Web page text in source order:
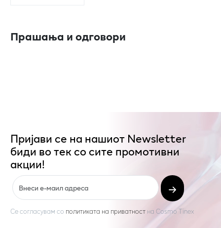
Прашања и одговори
Пријави се на нашиот Newsletter
биди во тек со сите промотивни
акции!
Се согласувам со политиката на приватност на Cosmo Tinex